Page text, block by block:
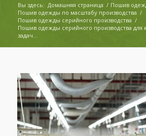
Вы здесь: Домашняя страница / Пошив
Пошив одежды по масштабу производства /
Пошив одежды серийного производства /
Пошив одежды серийного производства для
задач...